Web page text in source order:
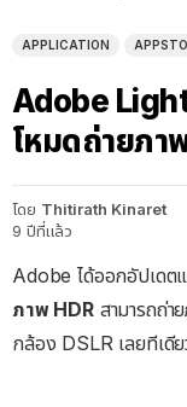
APPLICATION
Adobe
โหมดถ่ายภา
โดย Thitirath Kinaret
9 ปีที่แล้ว
Adobe ได้ออกอัปเดต
ภาพ HDRสามารถถ่า
กล้อง DSLR เลยทีเดีย